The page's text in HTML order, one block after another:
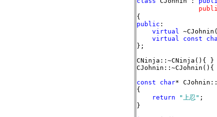
public :
virtual
virtual const
};
CNinja::~CNinja(){ }
const char*
{
return
"上忍" ;
}